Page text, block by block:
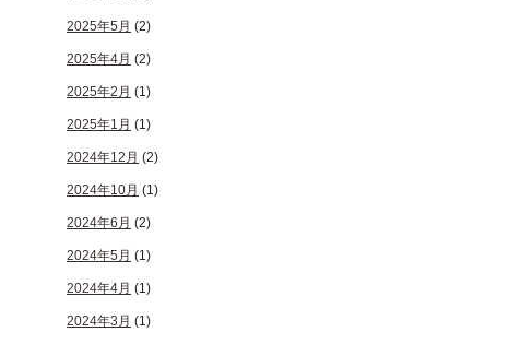
2025年5月 (2)
2025年4月 (2)
2025年2月 (1)
2025年1月 (1)
2024年12月 (2)
2024年10月 (1)
2024年6月 (2)
2024年5月 (1)
2024年4月 (1)
2024年3月 (1)